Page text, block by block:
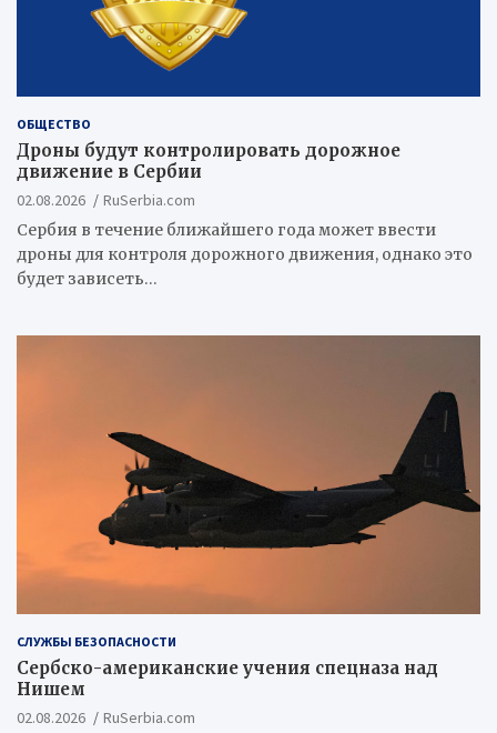
ОБЩЕСТВО
Дроны будут контролировать дорожное
движение в Сербии
02.08.2026
RuSerbia.com
Сербия в течение ближайшего года может ввести
дроны для контроля дорожного движения, однако это
будет зависеть…
СЛУЖБЫ БЕЗОПАСНОСТИ
Сербско-американские учения спецназа над
Нишем
02.08.2026
RuSerbia.com